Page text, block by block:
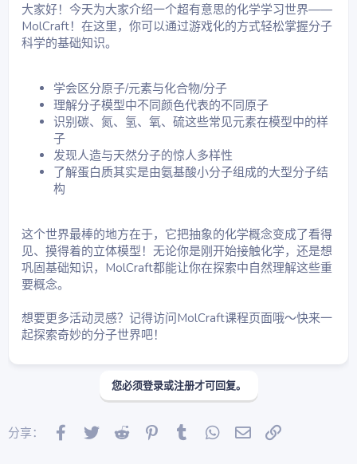
大家好！今天为大家介绍一个超有意思的化学学习世界——
MolCraft！在这里，你可以通过游戏化的方式轻松掌握分子
科学的基础知识。
学会区分原子/元素与化合物/分子
理解分子模型中不同颜色代表的不同原子
识别碳、氮、氢、氧、硫这些常见元素在模型中的样
子
发现人造与天然分子的惊人多样性
了解蛋白质其实是由氨基酸小分子组成的大型分子结
构
这个世界最棒的地方在于，它把抽象的化学概念变成了看得
见、摸得着的立体模型！无论你是刚开始接触化学，还是想
巩固基础知识，MolCraft都能让你在探索中自然理解这些重
要概念。
想要更多活动灵感？记得访问MolCraft课程页面哦～快来一
起探索奇妙的分子世界吧！
您必须登录或注册才可回复。
分享： Facebook
Twitter Reddit PinterestTumblr WhatsApp
邮件